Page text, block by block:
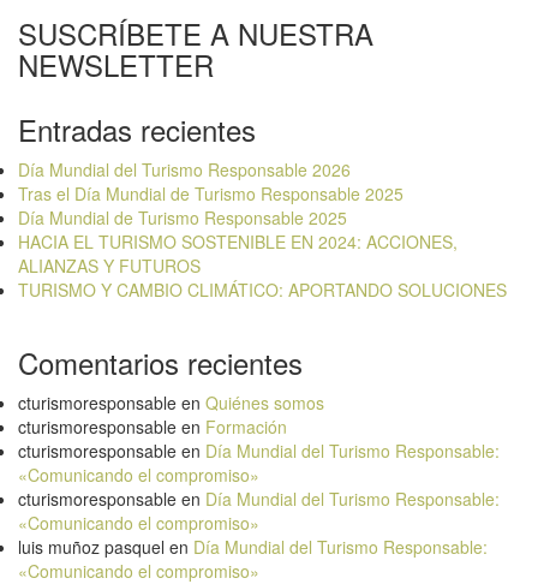
SUSCRÍBETE A NUESTRA
NEWSLETTER
Entradas recientes
Día Mundial del Turismo Responsable 2026
Tras el Día Mundial de Turismo Responsable 2025
Día Mundial de Turismo Responsable 2025
HACIA EL TURISMO SOSTENIBLE EN 2024: ACCIONES,
ALIANZAS Y FUTUROS
TURISMO Y CAMBIO CLIMÁTICO: APORTANDO SOLUCIONES
Comentarios recientes
cturismoresponsable en Quiénes somos
cturismoresponsable en Formación
cturismoresponsable en Día Mundial del Turismo Responsable:
«Comunicando el compromiso»
cturismoresponsable en Día Mundial del Turismo Responsable:
«Comunicando el compromiso»
luis muñoz pasquel en Día Mundial del Turismo Responsable:
«Comunicando el compromiso»